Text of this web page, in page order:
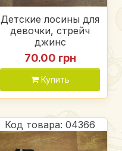
Детские лосины для
девочки, стрейч
джинс
70.00 грн
Купить
Код товара: 04366